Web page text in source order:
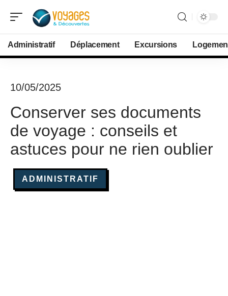
Administratif Déplacement Excursions
10/05/2025
Conserver ses documents
de voyage : conseils et
astuces pour ne rien oublier
ADMINISTRATIF